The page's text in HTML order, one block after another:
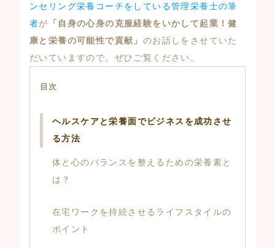
ンセリング栄養コーチをしている管理栄養士の筆
者が
「自身の心身の克服経験をいかして起業！健
康と栄養の可能性で貢献」 のお話しをさせていた
だいていますので、ぜひご覧ください。
目次
ヘルスケアと栄養面でビジネスを成功させ
る方法
体と心のバランスを整えるための栄養素と
は？
在宅ワークを持続させるライフスタイルの
ポイント